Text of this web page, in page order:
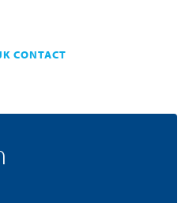
CONTACT